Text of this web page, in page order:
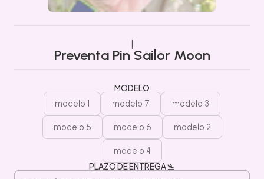
Preventa Pin Sailor Moon
MODELO
modelo 1 modelo 7 modelo 3
modelo 5 modelo 6 modelo 2
modelo 4
PLAZO DE ENTREGA 🛬